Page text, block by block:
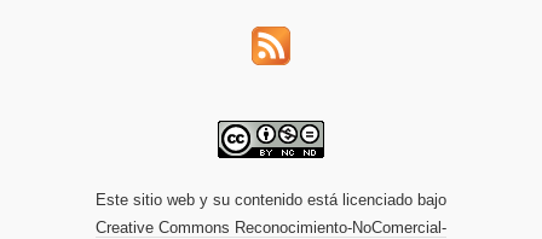
Este sitio web y su contenido está licenciado bajo
Creative Commons Reconocimiento-NoComercial-